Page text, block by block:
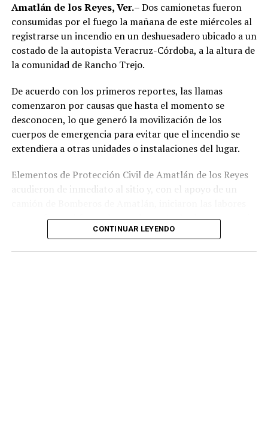
La sentencia representa uno de los primeros fallos
derivados de aquel operativo y confirma la
responsabilidad penal de los exuniformados por delitos
relacionados con la posesión de droga y el
públicos.
Amatlán de los Reyes, Ver.– Dos camionetas fueron
consumidas por el fuego la mañana de este miércoles al
registrarse un incendio en un deshuesadero ubicado a un
costado de la autopista Veracruz-Córdoba, a la altura de
la comunidad de Rancho Trejo.
De acuerdo con los primeros reportes, las llamas
comenzaron por causas que hasta el momento se
desconocen, lo que generó la movilización de los
cuerpos de emergencia para evitar que el incendio se
extendiera a otras unidades o instalaciones del lugar.
Elementos de Protección Civil de Amatlán de los Reyes
acudieron de inmediato al sitio y, con el apoyo de un
para sofocar el fuego, logrando controlar la emergencia
tras varios minutos de trabajo.
CONTINUAR LEYENDO